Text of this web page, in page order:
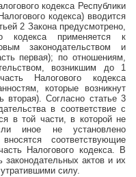
кодекса Республики
кодекса) вводится
2 Закона предусмотрено,
кодекса применяется к
законодательством и
первая); по отношениям,
возникшим до 1
Налогового кодекса
которые возникнут
вторая). Согласно статье 3
в соответствие с
в той части, в которой не
иное не установлено
соответствующие
Налогового кодекса. В
законодательных актов и их
силу.